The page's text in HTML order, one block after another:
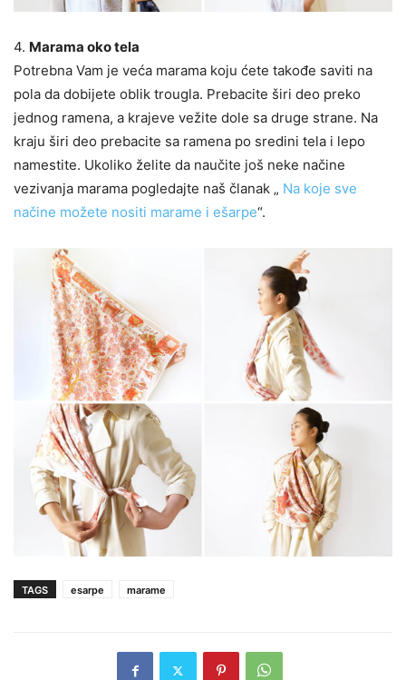
4. Marama oko tela
Potrebna Vam je veća marama koju ćete takođe saviti na
pola da dobijete oblik trougla. Prebacite širi deo preko
jednog ramena, a krajeve vežite dole sa druge strane. Na
kraju širi deo prebacite sa ramena po sredini tela i lepo
namestite. Ukoliko želite da naučite još neke načine
vezivanja marama pogledajte naš članak „ Na koje sve
načine možete nositi marame i ešarpe“.
TAGS esarpe marame